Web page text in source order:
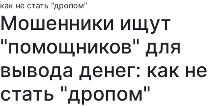
как не стать "дропом"
Мошенники ищут
"помощников" для
вывода денег: как не
стать "дропом"